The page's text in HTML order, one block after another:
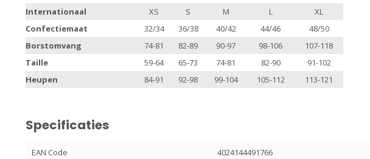
Internationaal XS S M L
XL
Confectiemaat
32/34 36/38 40/42 44/46
48/50
Borstomvang
74-81 82-89 90-97 98-106
107-118
Taille
59-64 65-73 74-81 82-90
91-102
Heupen
84-91 92-98 99-104 105-112 113-121
Specificaties
EAN Code 4024144491766